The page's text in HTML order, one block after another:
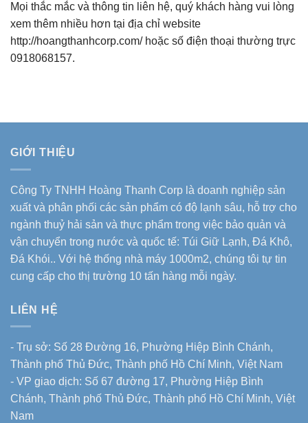
Mọi thắc mắc và thông tin liên hệ, quý khách hàng vui lòng
xem thêm nhiều hơn tại địa chỉ website
http://hoangthanhcorp.com/ hoặc số điện thoại thường trực
0918068157.
GIỚI THIỆU
Công Ty TNHH Hoàng Thanh Corp là doanh nghiệp sản
xuất và phân phối các sản phẩm có độ lạnh sâu, hỗ trợ cho
ngành thuỷ hải sản và thực phẩm trong việc bảo quản và
vận chuyển trong nước và quốc tế: Túi Giữ Lạnh, Đá Khô,
Đá Khói.. Với hệ thống nhà máy 1000m2, chúng tôi tự tin
cung cấp cho thị trường 10 tấn hàng mỗi ngày.
LIÊN HỆ
- Trụ sở: Số 28 Đường 16, Phường Hiệp Bình Chánh,
Thành phố Thủ Đức, Thành phố Hồ Chí Minh, Việt Nam
- VP giao dịch: Số 67 đường 17, Phường Hiệp Bình
Chánh, Thành phố Thủ Đức, Thành phố Hồ Chí Minh, Việt
Nam